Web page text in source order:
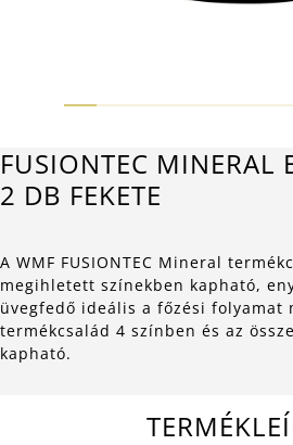
FUSIONTEC MINERAL
2 DB FEKETE
A WMF FUSIONTEC Mineral
megihletett színekben kapható,
üvegfedő ideális a főzési folyamat
termékcsalád 4 színben és az
kapható.